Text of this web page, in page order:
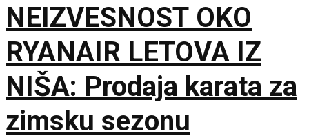
NEIZVESNOST OKO
RYANAIR LETOVA IZ
NIŠA: Prodaja karata za
zimsku sezonu